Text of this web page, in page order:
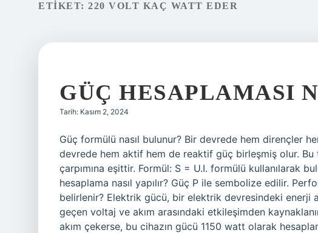
ETIKET: 220 VOLT KAÇ WATT EDER
GÜÇ HESAPLAMASI
Tarih: Kasım 2, 2024
Güç formülü nasıl bulunur? Bir devrede hem dirençler
devrede hem aktif hem de reaktif güç birleşmiş olur. Bu
çarpımına eşittir. Formül: S = U.I. formülü kullanılarak
hesaplama nasıl yapılır? Güç P ile sembolize edilir.
belirlenir? Elektrik gücü, bir elektrik devresindeki enerji
geçen voltaj ve akım arasındaki etkileşimden
akım çekerse, bu cihazın gücü 1150 watt olarak